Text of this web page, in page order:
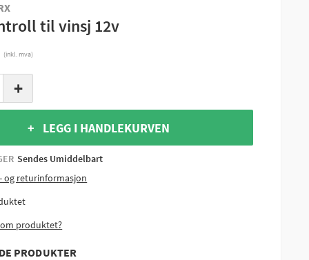
til vinsj 12v
(inkl. mva)
+
+ LEGG I HANDLEKURVEN
Sendes Umiddelbart
og returinformasjon
produktet?
PRODUKTER